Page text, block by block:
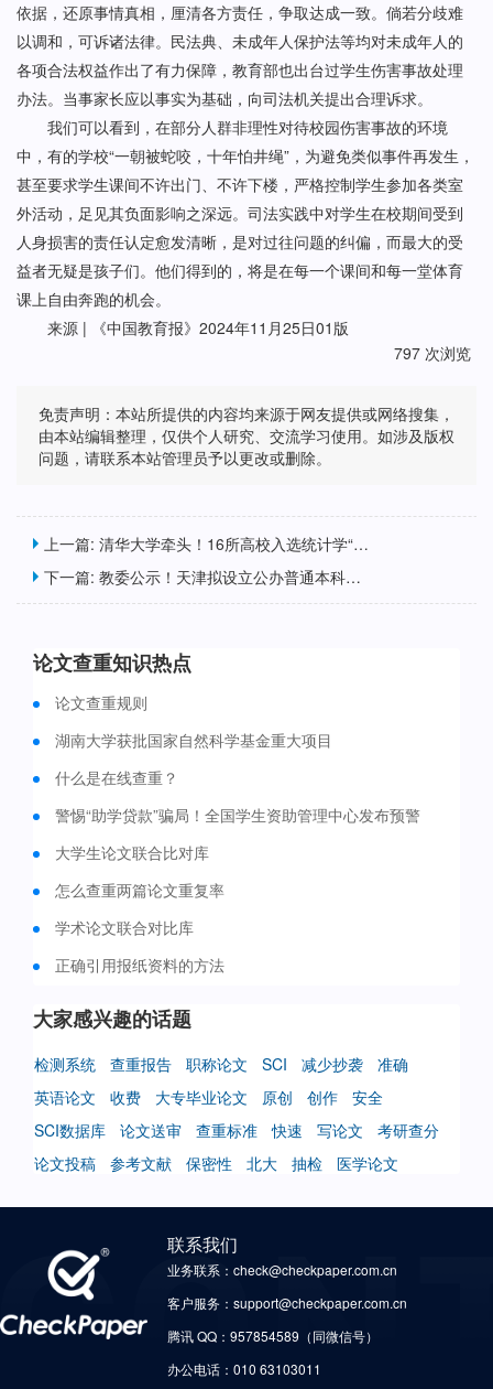
依据，还原事情真相，厘清各方责任，争取达成一致。倘若分歧难
以调和，可诉诸法律。民法典、未成年人保护法等均对未成年人的
各项合法权益作出了有力保障，教育部也出台过学生伤害事故处理
办法。当事家长应以事实为基础，向司法机关提出合理诉求。
我们可以看到，在部分人群非理性对待校园伤害事故的环境
中，有的学校“一朝被蛇咬，十年怕井绳”，为避免类似事件再发生，
甚至要求学生课间不许出门、不许下楼，严格控制学生参加各类室
外活动，足见其负面影响之深远。司法实践中对学生在校期间受到
人身损害的责任认定愈发清晰，是对过往问题的纠偏，而最大的受
益者无疑是孩子们。他们得到的，将是在每一个课间和每一堂体育
课上自由奔跑的机会。
来源 | 《中国教育报》2024年11月25日01版
797 次浏览
免责声明：本站所提供的内容均来源于网友提供或网络搜集，
由本站编辑整理，仅供个人研究、交流学习使用。如涉及版权
问题，请联系本站管理员予以更改或删除。
上一篇: 清华大学牵头！16所高校入选统计学“101计划”
下一篇: 教委公示！天津拟设立公办普通本科高校“天津警察学院”
论文查重知识热点
论文查重规则
湖南大学获批国家自然科学基金重大项目
什么是在线查重？
警惕“助学贷款”骗局！全国学生资助管理中心发布预警
大学生论文联合比对库
怎么查重两篇论文重复率
学术论文联合对比库
正确引用报纸资料的方法
大家感兴趣的话题
检测系统 查重报告 职称论文 SCI 减少抄袭
准确
英语论文
收费 大专毕业论文 原创 创作
安全
SCI数据库
论文送审 查重标准 快速 写论文
考研查分
论文投稿
参考文献 保密性 北大 抽检 医学论文
联系我们
业务联系：check@checkpaper.com.cn
客户服务：support@checkpaper.com.cn
腾讯 QQ：957854589（同微信号）
办公电话：010 63103011